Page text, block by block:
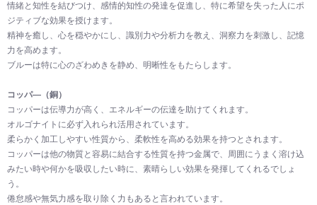
情緒と知性を結びつけ、感情的知性の発達を促進し、特に希望を失った人にポ
ジティブな効果を授けます。
精神を癒し、心を穏やかにし、識別力や分析力を教え、洞察力を刺激し、記憶
力を高めます。
ブルーは特に心のざわめきを静め、明晰性をもたらします。
コッパ―（銅）
コッパーは伝導力が高く、エネルギーの伝達を助けてくれます。
オルゴナイトに必ず入れられ活用されています。
柔らかく加工しやすい性質から、柔軟性を高める効果を持つとされます。
コッパーは他の物質と容易に結合する性質を持つ金属で、周囲にうまく溶け込
みたい時や何かを吸収したい時に、素晴らしい効果を発揮してくれるでしょ
う。
倦怠感や無気力感を取り除く力もあると言われています。